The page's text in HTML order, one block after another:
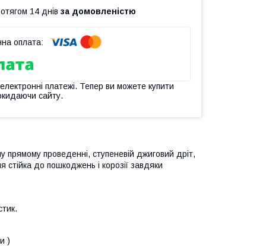
14 днів за домовленістю
платежі. Тепер ви можете купити
сайту.
проведенні, ступеневій джиговий дріт,
до пошкоджень і корозії завдяки
)